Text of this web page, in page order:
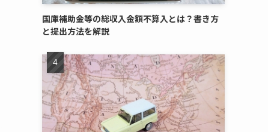
国庫補助金等の総収入金額不算入とは？書き方
と提出方法を解説